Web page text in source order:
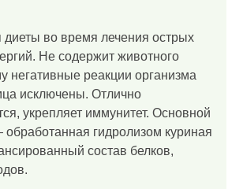
диеты во время лечения острых
Не содержит животного
негативные реакции организма
исключены. Отлично
укрепляет иммунитет. Основной
обработанная гидролизом куриная
состав белков,